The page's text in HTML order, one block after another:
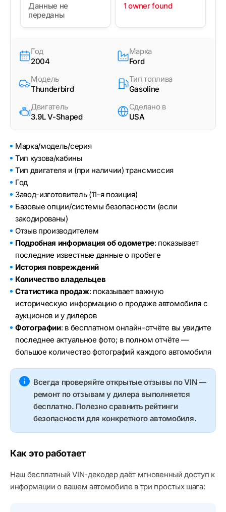
Данные не
переданы
1 owner found
Год
2004
Марка
Ford
Модель
Thunderbird
Тип топлива
Gasoline
Двигатель
3.9L V-Shaped
Сделано в
USA
Марка/модель/серия
Тип кузова/кабины
Тип двигателя и (при наличии) трансмиссия
Год
Завод-изготовитель (11-я позиция)
Базовые опции/системы безопасности (если
закодированы)
Отзыв производителем
Подробная информация об одометре: показывает
последние известные данные о пробеге
История повреждений
Количество владельцев
Статистика продаж: показывает важную
историческую информацию о продаже автомобиля с
аукционов и у дилеров
Фотографии: в бесплатном онлайн-отчёте вы увидите
последнее актуальное фото; в полном отчёте —
большое количество фотографий каждого автомобиля
Всегда проверяйте открытые отзывы по VIN —
ремонт по отзывам у дилера выполняется
бесплатно. Полезно сравнить рейтинги
безопасности для конкретного автомобиля.
Как это работает
Наш бесплатный VIN-декодер даёт мгновенный доступ к
информации о вашем автомобиле в три простых шага: